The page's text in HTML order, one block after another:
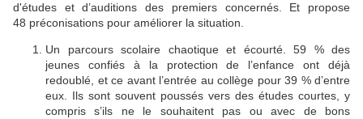
d'études et d’auditions des premiers concernés. Et propose
48 préconisations pour améliorer la situation.
Un parcours scolaire chaotique et écourté. 59
% des
jeunes confiés à la protection de l’enfance ont déjà
redoublé, et ce avant l’entrée au collège pour 39 % d’entre
eux. Ils sont souvent poussés vers des études courtes, y
compris s’ils ne le souhaitent pas ou avec de bons